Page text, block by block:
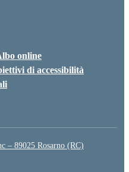
online
di accessibilità
– 89025 Rosarno (RC)